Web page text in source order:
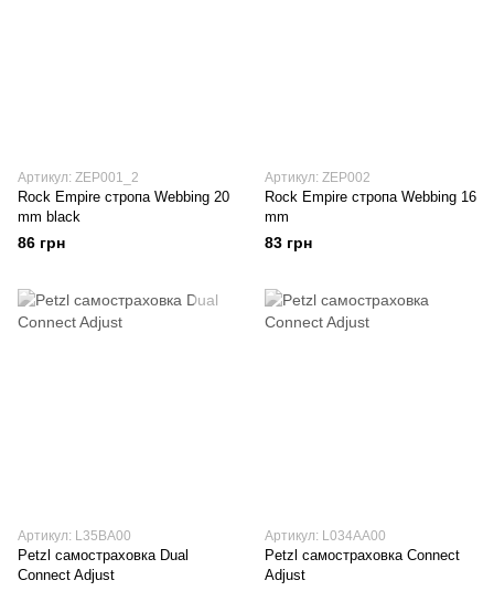
Артикул: ZEP001_2
Rock Empire стропа Webbing 20
mm black
86 грн
Артикул: ZEP002
Rock Empire стропа Webbing 16
mm
83 грн
Артикул: L35BA00
Petzl самостраховка Dual
Connect Adjust
Артикул: L034AA00
Petzl самостраховка Connect
Adjust